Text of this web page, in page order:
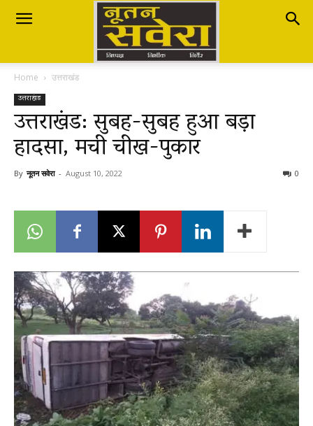
Nutan
Savera
नूतन
Breaking
News
LIVE
Home उत्तराखंड
उत्तराखंड
उत्तराखंड: सुबह-सुबह हुआ बड़ा
हादसा, मची चीख-पुकार
By नूतन सवेरा - August 10, 2022 0